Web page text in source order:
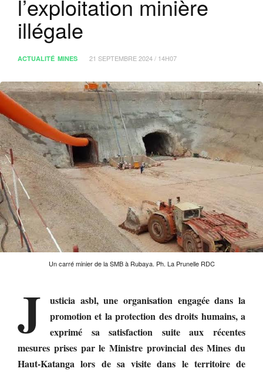
l’exploitation minière
illégale
ACTUALITÉ MINES 21 SEPTEMBRE 2024 / 14H07
Un carré minier de la SMB à Rubaya. Ph. La Prunelle RDC
J
usticia asbl, une organisation engagée dans la
promotion et la protection des droits humains, a
exprimé sa satisfaction suite aux récentes
mesures prises par le Ministre provincial des Mines du
Haut-Katanga lors de sa visite dans le territoire de